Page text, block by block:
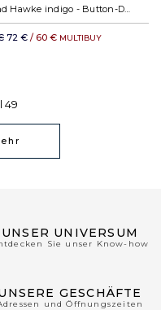
72 € / 60 € MULTIBUY
49
UNSER UNIVERSUM
Sie unser Know-how
GESCHÄFTE
und Öffnungszeiten